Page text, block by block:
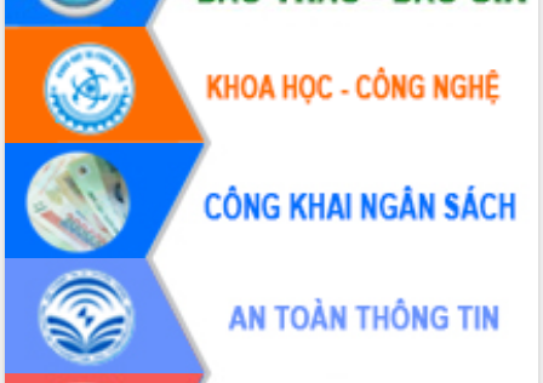
Bệnh án điện tử thúc đẩy chuyển đổi
số y tế tại Đắk Lắk
Chuyển đổi số thư viện: Mở rộng
không gian tri thức trong thời đại số
Đánh giá, rút kinh nghiệm công tác tổ
chức diễn tập trước ngày bầu cử
Chương trình “Gặp gỡ hữu nghị –
Friendship Meeting New Year 2026”
Bầu cử Quốc hội và HĐND: Cử tri Đắk
Lắk gửi gắm niềm tin, kỳ vọng vào lá
phiếu
Đắk Lắk sẵn sàng các điều kiện cho
Ngày hội bầu cử đại biểu Quốc hội
khóa XVI và HĐND các cấp nhiệm kỳ